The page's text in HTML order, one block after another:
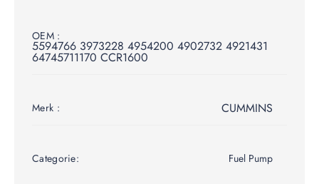
OEM :
5594766 3973228 4954200 4902732 4921431
64745711170 CCR1600
Merk : CUMMINS
Categorie: Fuel Pump